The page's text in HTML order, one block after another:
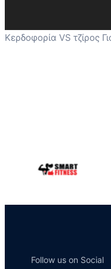
Κερδοφορία VS τζίρος
Follow us on Social